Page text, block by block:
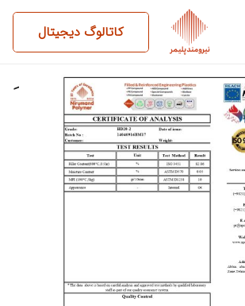
کاتالوگ دیجیتال
14040916BM17-